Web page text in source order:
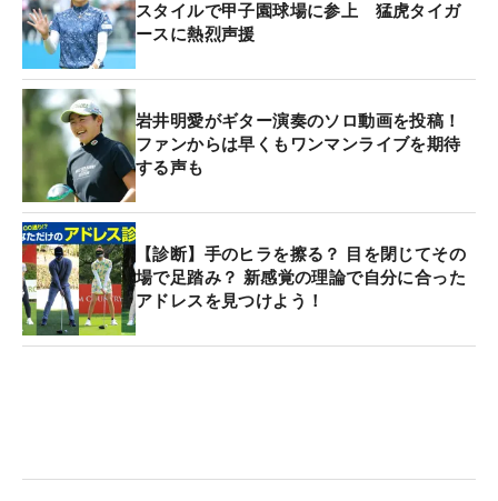
スタイルで甲子園球場に参上 猛虎タイガ
ースに熱烈声援
岩井明愛がギター演奏のソロ動画を投稿！
ファンからは早くもワンマンライブを期待
する声も
【診断】手のヒラを擦る？ 目を閉じてその
場で足踏み？ 新感覚の理論で自分に合った
アドレスを見つけよう！